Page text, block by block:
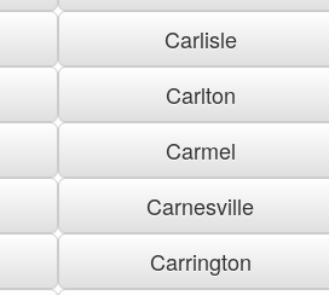
Carlisle
Carlton
Carmel
Carnesville
Carrington